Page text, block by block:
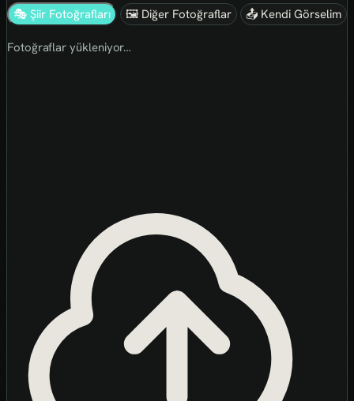
🎭 Şiir Fotoğrafları
🖼 Diğer Fotoğraflar 📤 Kendi Görselim
Fotoğraflar yükleniyor…